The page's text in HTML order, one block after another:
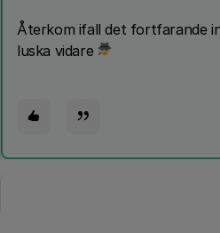
Återkom ifall det fortfarande
luska vidare